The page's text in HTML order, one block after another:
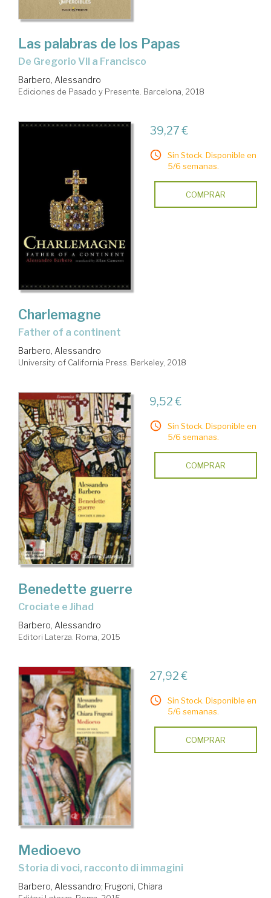
Las palabras de los Papas
de Gregorio VII a Francisco
Barbero, Alessandro
Ediciones de Pasado y Presente. Barcelona, 2018
39,27 €
Sin Stock. Disponible en
5/6 semanas.
COMPRAR
Charlemagne
father of a continent
Barbero, Alessandro
University of California Press. Berkeley, 2018
9,52 €
Sin Stock. Disponible en
5/6 semanas.
COMPRAR
Benedette guerre
Crociate e Jihad
Barbero, Alessandro
Editori Laterza. Roma, 2015
27,92 €
Sin Stock. Disponible en
5/6 semanas.
COMPRAR
Medioevo
storia di voci, racconto di immagini
Barbero, Alessandro; Frugoni, Chiara